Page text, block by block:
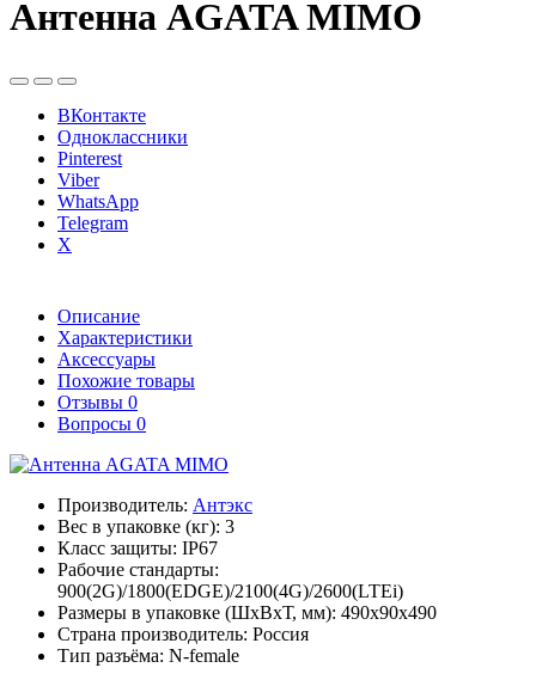
Антенна AGATA MIMO
ВКонтакте
Одноклассники
Pinterest
Viber
WhatsApp
Telegram
X
Описание
Характеристики
Аксессуары
Похожие товары
Отзывы 0
Вопросы 0
Производитель: Антэкс
Вес в упаковке (кг): 3
Класс защиты: IP67
Рабочие стандарты:
900(2G)/1800(EDGE)/2100(4G)/2600(LTEi)
Размеры в упаковке (ШxВxТ, мм): 490x90x490
Страна производитель: Россия
Тип разъёма: N-female